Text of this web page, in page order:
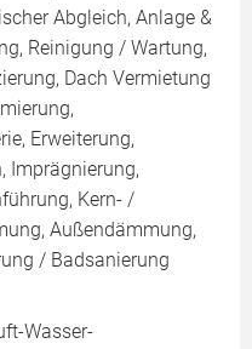
Abgleich, Anlage &
Reinigung / Wartung,
Dach Vermietung
Erweiterung,
Imprägnierung,
Kern- /
Außendämmung,
/ Badsanierung
Wasser-